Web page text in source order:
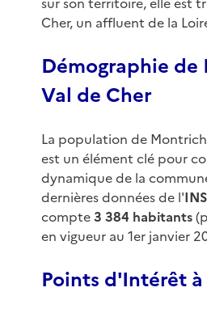
Cher, un affluent de la
Démographie
Val de Cher
La population de
est un élément clé pour
dynamique de la
dernières données de l'
compte3 384 habitants
en vigueur au 1er janvier
Points d'Intérêt